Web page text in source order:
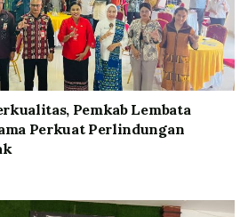
Pemkab Lembata
Perkuat Perlindungan